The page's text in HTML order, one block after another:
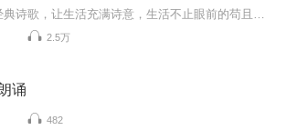
2.5万
诵
482